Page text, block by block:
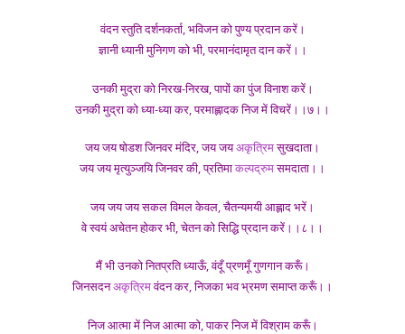
वंदन स्तुति दर्शनकर्ता, भविजन को पुण्य प्रदान करें।
ज्ञानी ध्यानी मुनिगण को भी, परमानंदामृत दान करें।।
उनकी मुद्रा को निरख-निरख, पापों का पुंज विनाश करें।
उनकी मुद्रा को ध्या-ध्या कर, परमाह्लादक निज में विचरें।।७।।
जय जय षोडश जिनवर मंदिर, जय जयअकृत्रिमसुखदाता।
जय जय मृत्युञ्जयि जिनवर की, प्रतिमाकल्पद्रुमसमदाता।।
जय जय जय सकल विमल केवल, चैतन्यमयी आह्लाद भरें।
वे स्वयं अचेतन होकर भी, चेतन को सिद्धि प्रदान करें।।८।।
मैं भी उनको नितप्रति ध्याऊँ, वंदूँ प्रणमूँ गुणगान करूँ।
जिनसदनअकृत्रिमवंदन कर, निजका भव भ्रमण समाप्त करूँ।।
निज आत्मा में निज आत्मा को, पाकर निज में विश्राम करूँ।